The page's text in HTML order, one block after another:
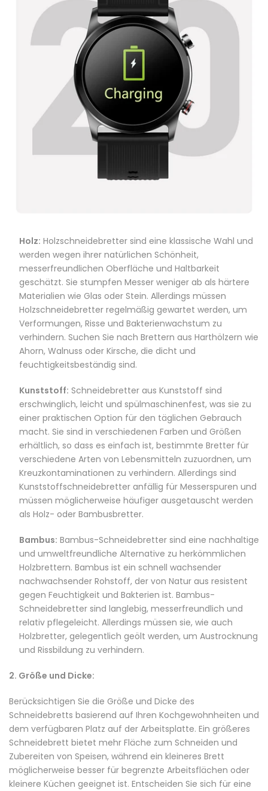
Holz: Holzschneidebretter sind eine klassische Wahl und
werden wegen ihrer natürlichen Schönheit,
messerfreundlichen Oberfläche und Haltbarkeit
geschätzt. Sie stumpfen Messer weniger ab als härtere
Materialien wie Glas oder Stein. Allerdings müssen
Holzschneidebretter regelmäßig gewartet werden, um
Verformungen, Risse und Bakterienwachstum zu
verhindern. Suchen Sie nach Brettern aus Harthölzern wie
Ahorn, Walnuss oder Kirsche, die dicht und
feuchtigkeitsbeständig sind.
Kunststoff: Schneidebretter aus Kunststoff sind
erschwinglich, leicht und spülmaschinenfest, was sie zu
einer praktischen Option für den täglichen Gebrauch
macht. Sie sind in verschiedenen Farben und Größen
erhältlich, so dass es einfach ist, bestimmte Bretter für
verschiedene Arten von Lebensmitteln zuzuordnen, um
Kreuzkontaminationen zu verhindern. Allerdings sind
Kunststoffschneidebretter anfällig für Messerspuren und
müssen möglicherweise häufiger ausgetauscht werden
als Holz- oder Bambusbretter.
Bambus: Bambus-Schneidebretter sind eine nachhaltige
und umweltfreundliche Alternative zu herkömmlichen
Holzbrettern. Bambus ist ein schnell wachsender
nachwachsender Rohstoff, der von Natur aus resistent
gegen Feuchtigkeit und Bakterien ist. Bambus-
Schneidebretter sind langlebig, messerfreundlich und
relativ pflegeleicht. Allerdings müssen sie, wie auch
Holzbretter, gelegentlich geölt werden, um Austrocknung
und Rissbildung zu verhindern.
2. Größe und Dicke:
Berücksichtigen Sie die Größe und Dicke des
Schneidebretts basierend auf Ihren Kochgewohnheiten und
dem verfügbaren Platz auf der Arbeitsplatte. Ein größeres
Schneidebrett bietet mehr Fläche zum Schneiden und
Zubereiten von Speisen, während ein kleineres Brett
möglicherweise besser für begrenzte Arbeitsflächen oder
kleinere Küchen geeignet ist. Entscheiden Sie sich für eine